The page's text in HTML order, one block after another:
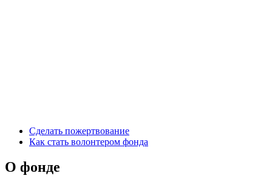
Сделать пожертвование
Как стать волонтером фонда
О фонде